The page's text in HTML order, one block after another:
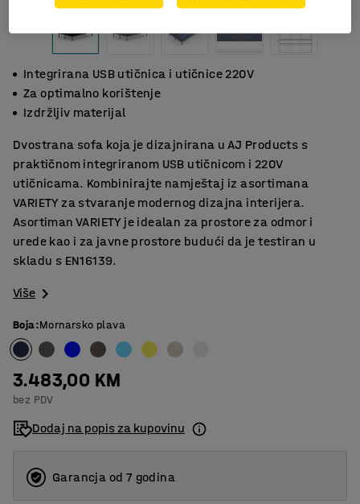
Integrirana USB utičnica i utičnice 220V
Za optimalno korištenje
Izdržljiv materijal
Dvostrana sofa koja je dizajnirana u AJ Products s ​​
praktičnom integriranom USB utičnicom i 220V
utičnicama. Kombinirajte namještaj iz asortimana
VARIETY za stvaranje modernog dizajna interijera.
Asortiman VARIETY je idealan za prostore za odmor i
urede kao i za javne prostore budući da je testiran u
skladu s EN16139.
Više
Boja:Mornarsko plava
3.483,00 KM
bez PDV
Dodaj na popis za kupovinu
Garancja od 7 godina